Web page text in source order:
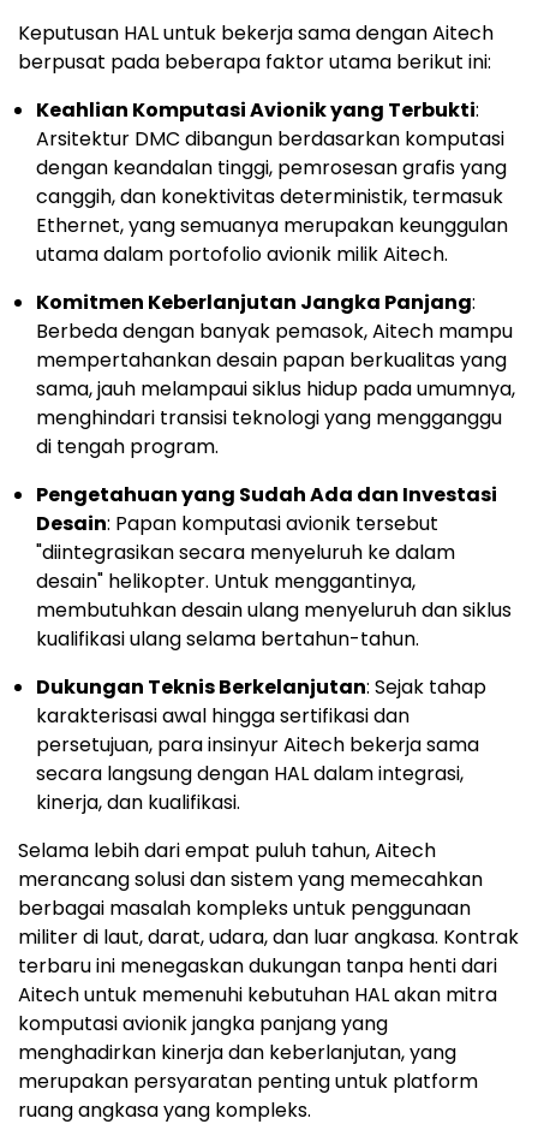
Keputusan HAL untuk bekerja sama dengan Aitech
berpusat pada beberapa faktor utama berikut ini:
Keahlian Komputasi Avionik yang Terbukti:
Arsitektur DMC dibangun berdasarkan komputasi
dengan keandalan tinggi, pemrosesan grafis yang
canggih, dan konektivitas deterministik, termasuk
Ethernet, yang semuanya merupakan keunggulan
utama dalam portofolio avionik milik Aitech.
Komitmen Keberlanjutan Jangka Panjang:
Berbeda dengan banyak pemasok, Aitech mampu
mempertahankan desain papan berkualitas yang
sama, jauh melampaui siklus hidup pada umumnya,
menghindari transisi teknologi yang mengganggu
di tengah program.
Pengetahuan yang Sudah Ada dan Investasi
Desain: Papan komputasi avionik tersebut
"diintegrasikan secara menyeluruh ke dalam
desain" helikopter. Untuk menggantinya,
membutuhkan desain ulang menyeluruh dan siklus
kualifikasi ulang selama bertahun-tahun.
Dukungan Teknis Berkelanjutan: Sejak tahap
karakterisasi awal hingga sertifikasi dan
persetujuan, para insinyur Aitech bekerja sama
secara langsung dengan HAL dalam integrasi,
kinerja, dan kualifikasi.
Selama lebih dari empat puluh tahun, Aitech
merancang solusi dan sistem yang memecahkan
berbagai masalah kompleks untuk penggunaan
militer di laut, darat, udara, dan luar angkasa. Kontrak
terbaru ini menegaskan dukungan tanpa henti dari
Aitech untuk memenuhi kebutuhan HAL akan mitra
komputasi avionik jangka panjang yang
menghadirkan kinerja dan keberlanjutan, yang
merupakan persyaratan penting untuk platform
ruang angkasa yang kompleks.